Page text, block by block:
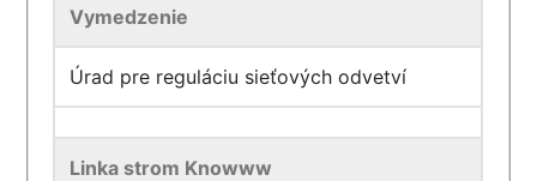
Vymedzenie
Úrad pre reguláciu sieťových odvetví
Linka strom Knowww